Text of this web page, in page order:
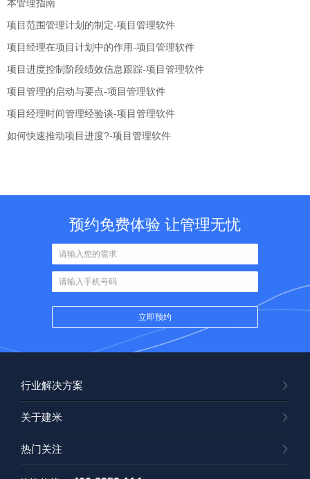
本管理指南
项目范围管理计划的制定-项目管理软件
项目经理在项目计划中的作用-项目管理软件
项目进度控制阶段绩效信息跟踪-项目管理软件
项目管理的启动与要点-项目管理软件
项目经理时间管理经验谈-项目管理软件
如何快速推动项目进度?-项目管理软件
预约免费体验 让管理无忧
行业解决方案
关于建米
热门关注